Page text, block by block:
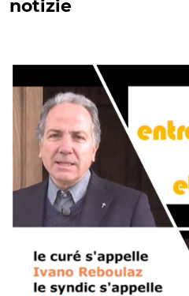
notizie